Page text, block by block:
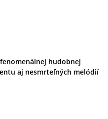
hudobnej
aj nesmrteľných melódií